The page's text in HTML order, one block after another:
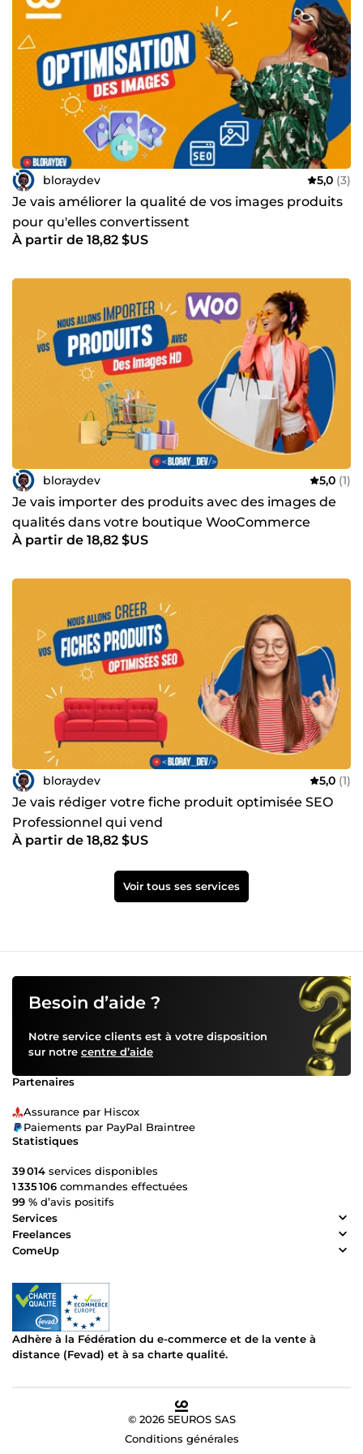
solutions performantes Contactez-nous dès aujourd’hui
pour discuter de votre projet et obtenir un devis
personnalisé. Ensemble, propulsons votre business vers de
nouveaux sommets ! 🎉 Ne laissez plus vos concurrents
vous dépasser : c’est le moment de passer à l’action !
bloraydev 5,0 (3)
Je vais améliorer la qualité de vos images produits
pour qu'elles convertissent
À partir de 18,82 $US
bloraydev 5,0 (1)
Je vais importer des produits avec des images de
qualités dans votre boutique WooCommerce
À partir de 18,82 $US
bloraydev 5,0 (1)
Je vais rédiger votre fiche produit optimisée SEO
Professionnel qui vend
À partir de 18,82 $US
Voir tous ses services
Besoin d’aide ?
Notre service clients est à votre disposition
sur notre centre d’aide
Partenaires
Assurance par Hiscox
Paiements par PayPal Braintree
Statistiques
39 014 services disponibles
1 335 106 commandes effectuées
99 % d’avis positifs
Services
Freelances
ComeUp
Adhère à la Fédération du e-commerce et de la vente à
distance (Fevad) et à sa charte qualité.
© 2026 5EUROS SAS
Conditions générales